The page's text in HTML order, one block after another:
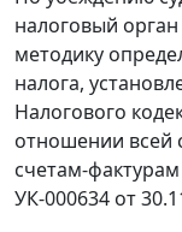
налоговый
методику
налога,
Налогового
отношении всей
счетам-
УК-000634 от